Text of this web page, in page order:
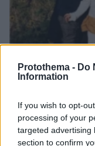
Protothema - Do
Information
If you wish to opt-
processing of your
targeted advertising
section to confirm
«Τα παιδιά
μήνυμα της
δολοφονήσει τα